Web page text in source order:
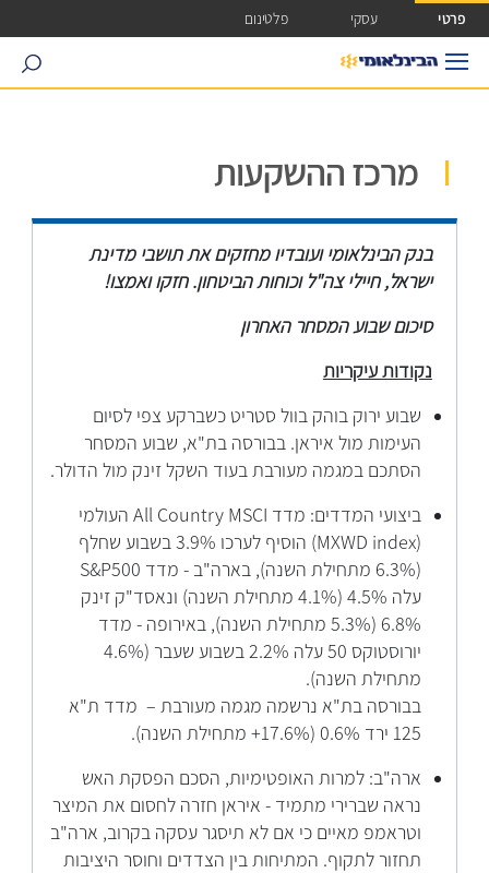
גישה ישירה לכפתור כניסה לחשבונך
פרטי עסקי פלטינום
search
מרכז ההשקעות
בנק הבינלאומי ועובדיו מחזקים את תושבי מדינת
ישראל, חיילי צה"ל וכוחות הביטחון. חזקו ואמצו!
סיכום שבוע המסחר האחרון
נקודות עיקריות
שבוע ירוק בוהק בוול סטריט כשברקע צפי לסיום
העימות מול איראן. בבורסה בת"א, שבוע המסחר
הסתכם במגמה מעורבת בעוד השקל זינק מול הדולר.
ביצועי המדדים: מדד All Country MSCI העולמי
(MXWD index) הוסיף לערכו 3.9% בשבוע שחלף
(6.3% מתחילת השנה), בארה"ב - מדד S&P500
עלה 4.5% (4.1% מתחילת השנה) ונאסד"ק זינק
6.8% (5.3% מתחילת השנה), באירופה - מדד
יורוסטוקס 50 עלה 2.2% בשבוע שעבר (4.6%
מתחילת השנה).
בבורסה בת"א נרשמה מגמה מעורבת – מדד ת"א
125 ירד 0.6% (17.6%+ מתחילת השנה).
ארה"ב: למרות האופטימיות, הסכם הפסקת האש
נראה שברירי מתמיד - איראן חזרה לחסום את המיצר
וטראמפ מאיים כי אם לא תיסגר עסקה בקרוב, ארה"ב
תחזור לתקוף. המתיחות בין הצדדים וחוסר היציבות